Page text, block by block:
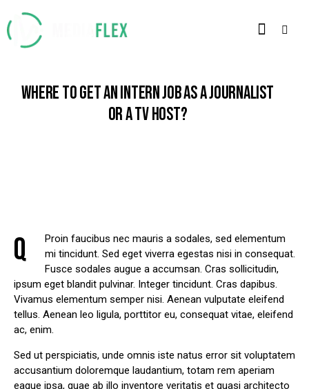
WHERE TO GET AN INTERN JOB AS A JOURNALIST
OR A TV HOST?
Q
Proin faucibus nec mauris a sodales, sed elementum
mi tincidunt. Sed eget viverra egestas nisi in consequat.
Fusce sodales augue a accumsan. Cras sollicitudin,
ipsum eget blandit pulvinar. Integer tincidunt. Cras dapibus.
Vivamus elementum semper nisi. Aenean vulputate eleifend
tellus. Aenean leo ligula, porttitor eu, consequat vitae, eleifend
ac, enim.
Sed ut perspiciatis, unde omnis iste natus error sit voluptatem
accusantium doloremque laudantium, totam rem aperiam
eaque ipsa, quae ab illo inventore veritatis et quasi architecto